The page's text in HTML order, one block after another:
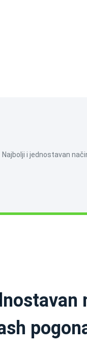
Najbolji i jednostavan